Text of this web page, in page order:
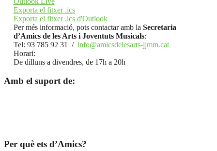
Exporta el fitxer .ics
Exporta el fitxer .ics d'Outlook
Per més informació, pots contactar amb la Secretaria
d’Amics de les Arts i Joventuts Musicals:
Tel: 93 785 92 31 / info@amicsdelesarts-jjmm.cat
Horari:
De dilluns a divendres, de 17h a 20h
Amb el suport de:
Per què ets d’Amics?